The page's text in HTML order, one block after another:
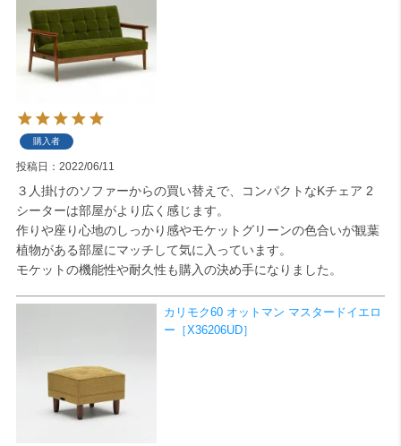
検索
購入者
投稿日 2022/06/11
３人掛けのソファーからの買い替えで、コンパクトなKチェア 2
シーターは部屋がより広く感じます。
作りや座り心地のしっかり感やモケットグリーンの色合いが観葉
植物がある部屋にマッチして気に入っています。
モケットの機能性や耐久性も購入の決め手になりました。
カリモク60 オットマン マスタードイエロ
ー［X36206UD］